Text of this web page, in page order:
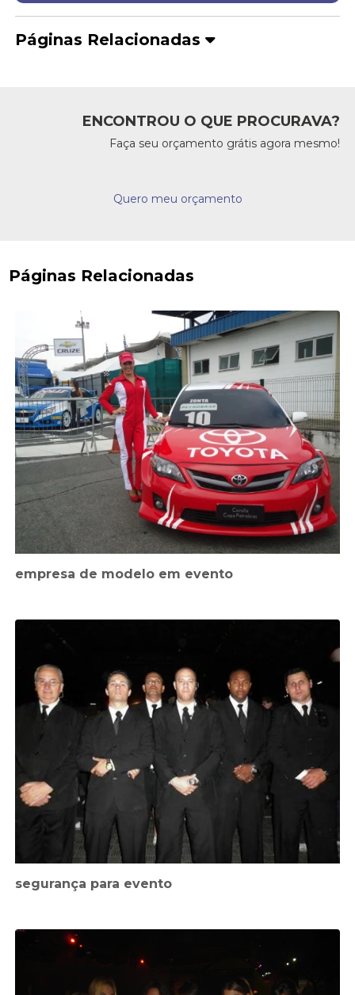
Páginas Relacionadas
ENCONTROU O QUE PROCURAVA?
Faça seu orçamento grátis agora mesmo!
Quero meu orçamento
Páginas Relacionadas
empresa de modelo em evento
segurança para evento